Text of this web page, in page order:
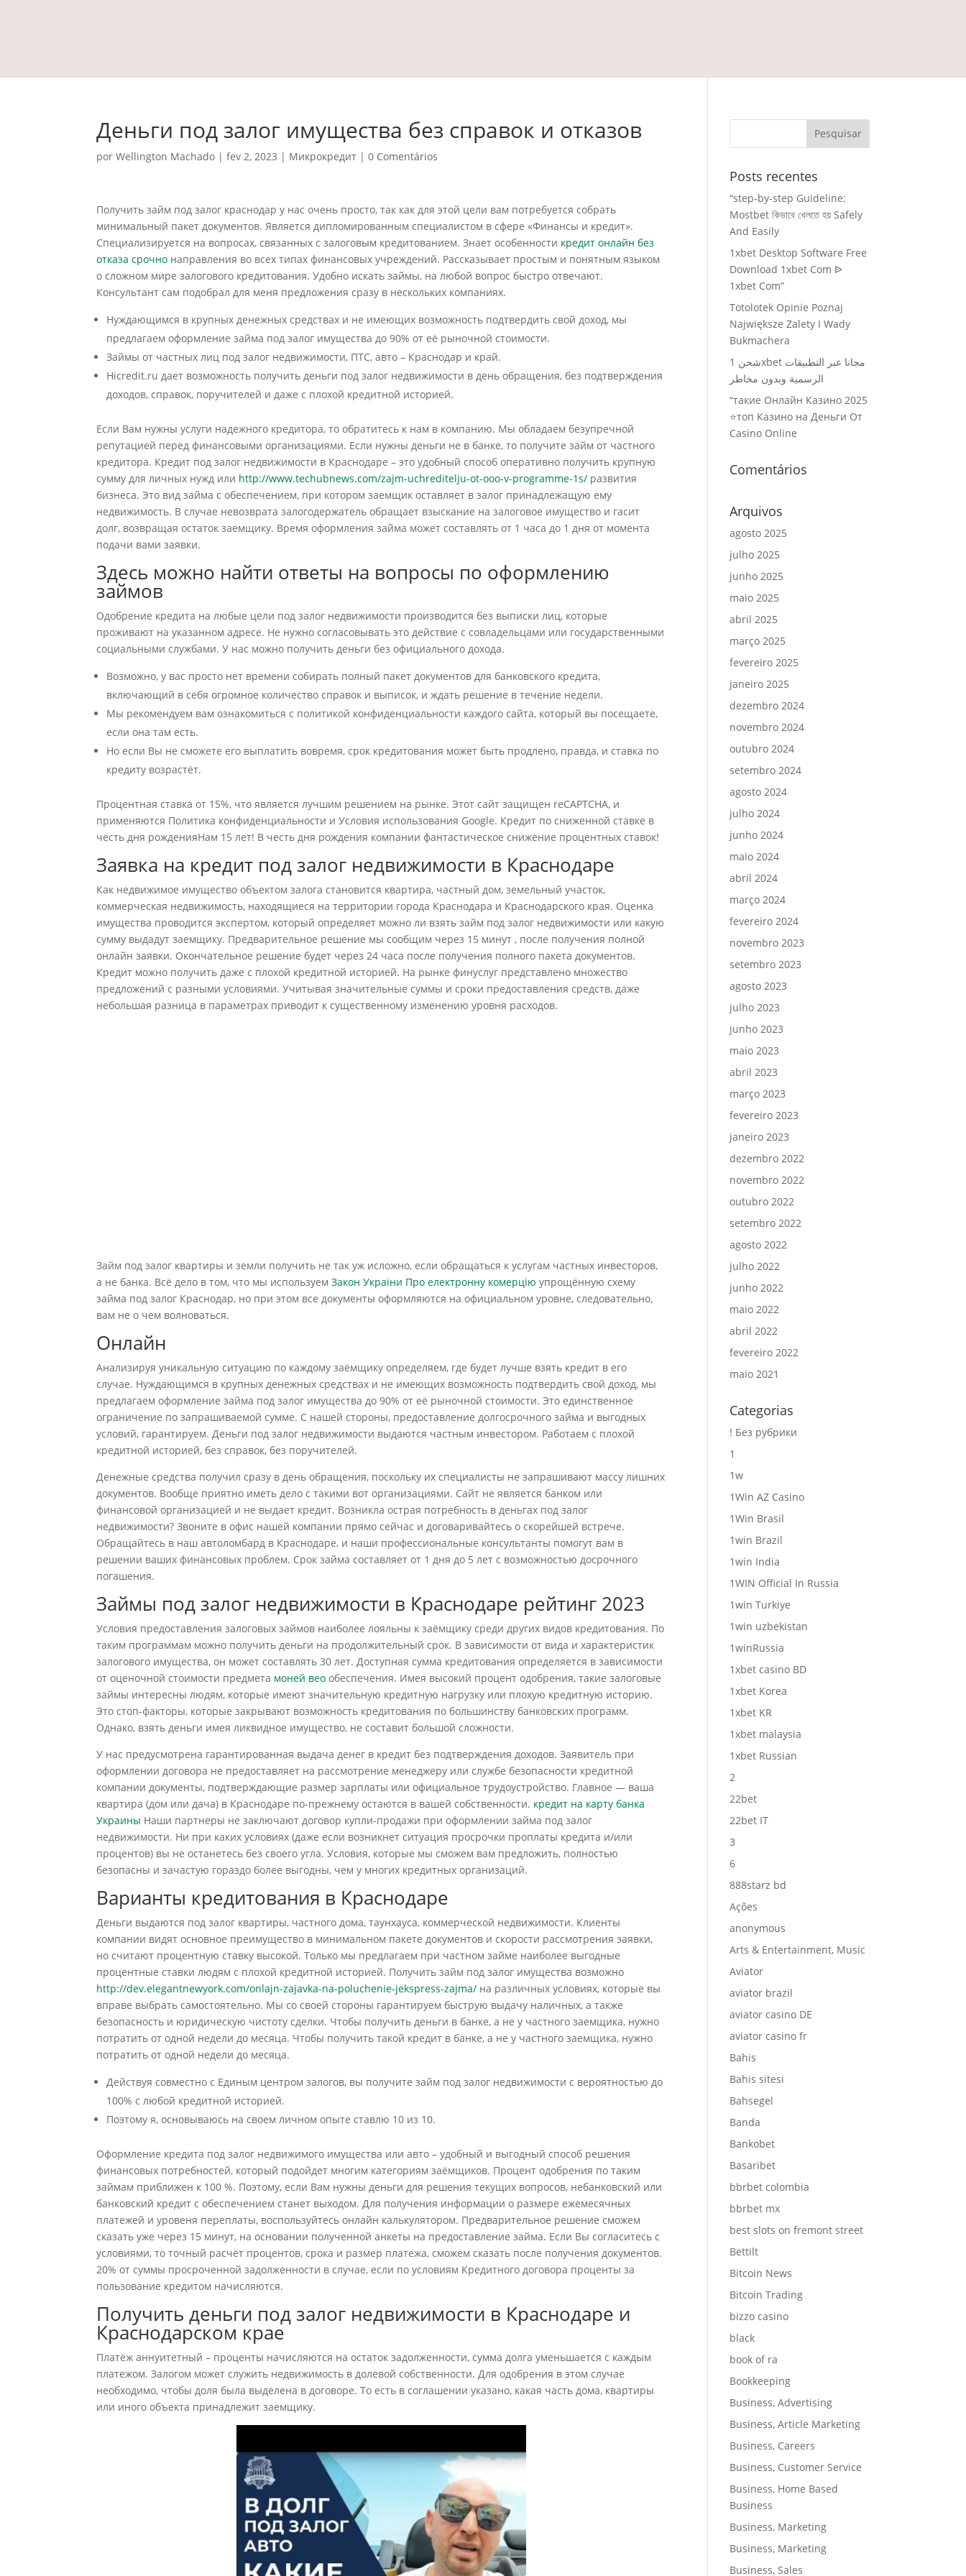
Деньги под залог имущества без справок и отказов
porWellington Machado |fev 2, 2023 | Микрокредит |0 Comentários
Получить займ под залог краснодар у нас очень просто, так как для этой цели вам потребуется собрать
минимальный пакет документов. Является дипломированным специалистом в сфере «Финансы и кредит».
Специализируется на вопросах, связанных с залоговым кредитованием. Знает особенности кредит онлайн без
отказа срочно направления во всех типах финансовых учреждений. Рассказывает простым и понятным языком
о сложном мире залогового кредитования. Удобно искать займы, на любой вопрос быстро отвечают.
Консультант сам подобрал для меня предложения сразу в нескольких компаниях.
Нуждающимся в крупных денежных средствах и не имеющих возможность подтвердить свой доход, мы
предлагаем оформление займа под залог имущества до 90% от её рыночной стоимости.
Займы от частных лиц под залог недвижимости, ПТС, авто – Краснодар и край.
Hicredit.ru дает возможность получить деньги под залог недвижимости в день обращения, без подтверждения
доходов, справок, поручителей и даже с плохой кредитной историей.
Если Вам нужны услуги надежного кредитора, то обратитесь к нам в компанию. Мы обладаем безупречной
репутацией перед финансовыми организациями. Если нужны деньги не в банке, то получите займ от частного
кредитора. Кредит под залог недвижимости в Краснодаре – это удобный способ оперативно получить крупную
сумму для личных нужд или http://www.techubnews.com/zajm-uchreditelju-ot-ooo-v-programme-1s/ развития
бизнеса. Это вид займа с обеспечением, при котором заемщик оставляет в залог принадлежащую ему
недвижимость. В случае невозврата залогодержатель обращает взыскание на залоговое имущество и гасит
долг, возвращая остаток заемщику. Время оформления займа может составлять от 1 часа до 1 дня от момента
подачи вами заявки.
Здесь можно найти ответы на вопросы по оформлению
займов
Одобрение кредита на любые цели под залог недвижимости производится без выписки лиц, которые
проживают на указанном адресе. Не нужно согласовывать это действие с совладельцами или государственными
социальными службами. У нас можно получить деньги без официального дохода.
Возможно, у вас просто нет времени собирать полный пакет документов для банковского кредита,
включающий в себя огромное количество справок и выписок, и ждать решение в течение недели.
Мы рекомендуем вам ознакомиться с политикой конфиденциальности каждого сайта, который вы посещаете,
если она там есть.
Но если Вы не сможете его выплатить вовремя, срок кредитования может быть продлено, правда, и ставка по
кредиту возрастёт.
Процентная ставка от 15%, что является лучшим решением на рынке. Этот сайт защищен reCAPTCHA, и
применяются Политика конфиденциальности и Условия использования Google. Кредит по сниженной ставке в
честь дня рожденияНам 15 лет! В честь дня рождения компании фантастическое снижение процентных ставок!
Заявка на кредит под залог недвижимости в Краснодаре
Как недвижимое имущество объектом залога становится квартира, частный дом, земельный участок,
коммерческая недвижимость, находящиеся на территории города Краснодара и Краснодарского края. Оценка
имущества проводится экспертом, который определяет можно ли взять займ под залог недвижимости или какую
сумму выдадут заемщику. Предварительное решение мы сообщим через 15 минут , после получения полной
онлайн заявки. Окончательное решение будет через 24 часа после получения полного пакета документов.
Кредит можно получить даже с плохой кредитной историей. На рынке финуслуг представлено множество
предложений с разными условиями. Учитывая значительные суммы и сроки предоставления средств, даже
небольшая разница в параметрах приводит к существенному изменению уровня расходов.
Займ под залог квартиры и земли получить не так уж исложно, если обращаться к услугам частных инвесторов,
а не банка. Всё дело в том, что мы используемЗакон України Про електронну комерцію упрощённую схему
займа под залог Краснодар, но при этом все документы оформляются на официальном уровне, следовательно,
вам не о чем волноваться.
Онлайн
Анализируя уникальную ситуацию по каждому заёмщику определяем, где будет лучше взять кредит в его
случае. Нуждающимся в крупных денежных средствах и не имеющих возможность подтвердить свой доход, мы
предлагаем оформление займа под залог имущества до 90% от её рыночной стоимости. Это единственное
ограничение по запрашиваемой сумме. С нашей стороны, предоставление долгосрочного займа и выгодных
условий, гарантируем. Деньги под залог недвижимости выдаются частным инвестором. Работаем с плохой
кредитной историей, без справок, без поручителей.
Денежные средства получил сразу в день обращения, поскольку их специалисты не запрашивают массу лишних
документов. Вообще приятно иметь дело с такими вот организациями. Сайт не является банком или
финансовой организацией и не выдает кредит. Возникла острая потребность в деньгах под залог
недвижимости? Звоните в офис нашей компании прямо сейчас и договаривайтесь о скорейшей встрече.
Обращайтесь в наш автоломбард в Краснодаре, и наши профессиональные консультанты помогут вам в
решении ваших финансовых проблем. Срок займа составляет от 1 дня до 5 лет с возможностью досрочного
погашения.
Займы под залог недвижимости в Краснодаре рейтинг 2023
Условия предоставления залоговых займов наиболее лояльны к заёмщику среди других видов кредитования. По
таким программам можно получить деньги на продолжительный срок. В зависимости от вида и характеристик
залогового имущества, он может составлять 30 лет. Доступная сумма кредитования определяется в зависимости
от оценочной стоимости предмета моней вео обеспечения. Имея высокий процент одобрения, такие залоговые
займы интересны людям, которые имеют значительную кредитную нагрузку или плохую кредитную историю.
Это стоп-факторы, которые закрывают возможность кредитования по большинству банковских программ.
Однако, взять деньги имея ликвидное имущество, не составит большой сложности.
У нас предусмотрена гарантированная выдача денег в кредит без подтверждения доходов. Заявитель при
оформлении договора не предоставляет на рассмотрение менеджеру или службе безопасности кредитной
компании документы, подтверждающие размер зарплаты или официальное трудоустройство. Главное — ваша
квартира (дом или дача) в Краснодаре по-прежнему остаются в вашей собственности. кредит на карту банка
Украины Наши партнеры не заключают договор купли-продажи при оформлении займа под залог
недвижимости. Ни при каких условиях (даже если возникнет ситуация просрочки проплаты кредита и/или
процентов) вы не останетесь без своего угла. Условия, которые мы сможем вам предложить, полностью
безопасны и зачастую гораздо более выгодны, чем у многих кредитных организаций.
Варианты кредитования в Краснодаре
Деньги выдаются под залог квартиры, частного дома, таунхауса, коммерческой недвижимости. Клиенты
компании видят основное преимущество в минимальном пакете документов и скорости рассмотрения заявки,
но считают процентную ставку высокой. Только мы предлагаем при частном займе наиболее выгодные
процентные ставки людям с плохой кредитной историей. Получить займ под залог имущества возможно
http://dev.elegantnewyork.com/onlajn-zajavka-na-poluchenie-jekspress-zajma/ на различных условиях, которые вы
вправе выбрать самостоятельно. Мы со своей стороны гарантируем быструю выдачу наличных, а также
безопасность и юридическую чистоту сделки. Чтобы получить деньги в банке, а не у частного заемщика, нужно
потратить от одной недели до месяца. Чтобы получить такой кредит в банке, а не у частного заемщика, нужно
потратить от одной недели до месяца.
Действуя совместно с Единым центром залогов, вы получите займ под залог недвижимости с вероятностью до
100% с любой кредитной историей.
Поэтому я, основываюсь на своем личном опыте ставлю 10 из 10.
Оформление кредита под залог недвижимого имущества или авто – удобный и выгодный способ решения
финансовых потребностей, который подойдет многим категориям заёмщиков. Процент одобрения по таким
займам приближен к 100 %. Поэтому, если Вам нужны деньги для решения текущих вопросов, небанковский или
банковский кредит с обеспечением станет выходом. Для получения информации о размере ежемесячных
платежей и уровеня переплаты, воспользуйтесь онлайн калькулятором. Предварительное решение сможем
сказать уже через 15 минут, на основании полученной анкеты на предоставление займа. Если Вы согласитесь с
условиями, то точный расчёт процентов, срока и размер платежа, сможем сказать после получения документов.
20% от суммы просроченной задолженности в случае, если по условиям Кредитного договора проценты за
пользование кредитом начисляются.
Получить деньги под залог недвижимости в Краснодаре и
Краснодарском крае
Платёж аннуитетный – проценты начисляются на остаток задолженности, сумма долга уменьшается с каждым
платежом. Залогом может служить недвижимость в долевой собственности. Для одобрения в этом случае
необходимо, чтобы доля была выделена в договоре. То есть в соглашении указано, какая часть дома, квартиры
или иного объекта принадлежит заемщику.
Posts recentes
“step-by-step Guideline:
Mostbet কিভাবে খেলতে হয় Safely
And Easily
1xbet Desktop Software Free
Download 1xbet Com ᐉ
1xbet Com”
Totolotek Opinie Poznaj
Największe Zalety I Wady
Bukmachera
شحن 1xbet مجانا عبر التطبيقات
الرسمية وبدون مخاطر
“такие Онлайн Казино 2025
⭐топ Казино на Деньги От
Casino Online
Comentários
Arquivos
agosto 2025
julho 2025
junho 2025
maio 2025
abril 2025
março 2025
fevereiro 2025
janeiro 2025
dezembro 2024
novembro 2024
outubro 2024
setembro 2024
agosto 2024
julho 2024
junho 2024
maio 2024
abril 2024
março 2024
fevereiro 2024
novembro 2023
setembro 2023
agosto 2023
julho 2023
junho 2023
maio 2023
abril 2023
março 2023
fevereiro 2023
janeiro 2023
dezembro 2022
novembro 2022
outubro 2022
setembro 2022
agosto 2022
julho 2022
junho 2022
maio 2022
abril 2022
fevereiro 2022
maio 2021
Categorias
! Без рубрики
1
1w
1Win AZ Casino
1Win Brasil
1win Brazil
1win India
1WIN Official In Russia
1win Turkiye
1win uzbekistan
1winRussia
1xbet casino BD
1xbet Korea
1xbet KR
1xbet malaysia
1xbet Russian
2
22bet
22bet IT
3
6
888starz bd
Ações
anonymous
Arts & Entertainment, Music
Aviator
aviator brazil
aviator casino DE
aviator casino fr
Bahis
Bahis sitesi
Bahsegel
Banda
Bankobet
Basaribet
bbrbet colombia
bbrbet mx
best slots on fremont street
Bettilt
Bitcoin News
Bitcoin Trading
bizzo casino
black
book of ra
Bookkeeping
Business, Advertising
Business, Article Marketing
Business, Careers
Business, Customer Service
Business, Home Based
Business
Business, Marketing
Business, Marketing
Business, Sales